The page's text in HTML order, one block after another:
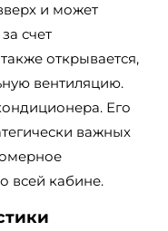
и может
счет
открывается,
вентиляцию.
Его
важных
всей кабине.